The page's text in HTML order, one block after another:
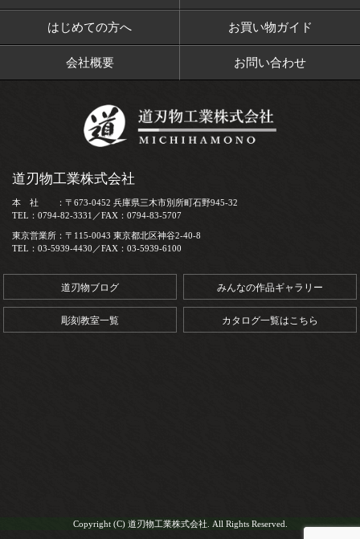
はじめての方へ お買い物ガイド
会社概要 お問い合わせ
道刃物工業株式会社
本 社 ：〒673-0452 兵庫県三木市別所町石野945-32
TEL：0794-82-3331／FAX：0794-83-5707
東京営業所：〒115-0043 東京都北区神谷2-40-8
TEL：03-5939-4430／FAX：03-5939-6100
道刃物ブログ みんなの作品ギャラリー
彫刻教室一覧 カタログ一覧はこちら
Copyright (C) 道刃物工業株式会社. All Rights Reserved.